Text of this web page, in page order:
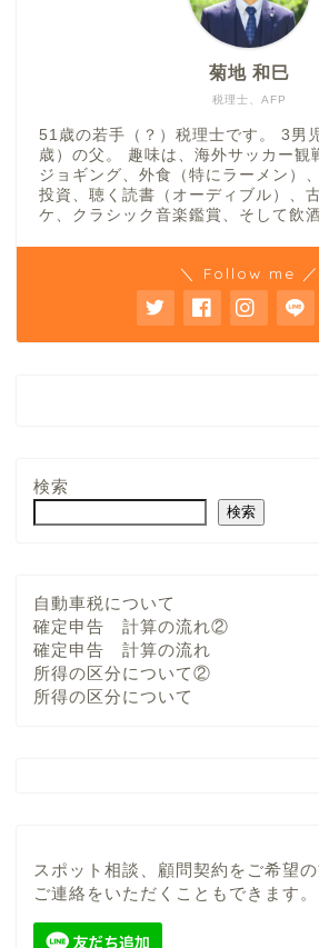
税理士、AFP
菊地 和巳
51歳の若手（？）税理士です。 3男
歳）の父。 趣味は、海外サッカー観
ジョギング、外食（特にラーメン）
投資、聴く読書（オーディブル）、
ケ、クラシック音楽鑑賞、そして飲酒
＼ Follow me ／
検索
検索
自動車税について
確定申告 計算の流れ②
確定申告 計算の流れ
所得の区分について②
所得の区分について
スポット相談、顧問契約をご希望
ご連絡をいただくこともできます。